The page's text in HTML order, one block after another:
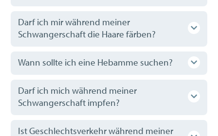
Darf ich mir während meiner
Schwangerschaft die Haare färben?
Wann sollte ich eine Hebamme suchen?
Darf ich mich während meiner
Schwangerschaft impfen?
Ist Geschlechtsverkehr während meiner